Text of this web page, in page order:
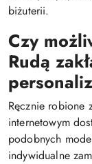
biżuterii.
Czy
Rudą
Ręcznie robione
internetowym
podobnych
indywidualne